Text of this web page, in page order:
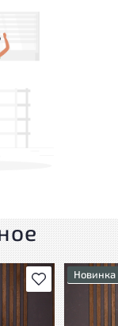
В избранноеНовинка